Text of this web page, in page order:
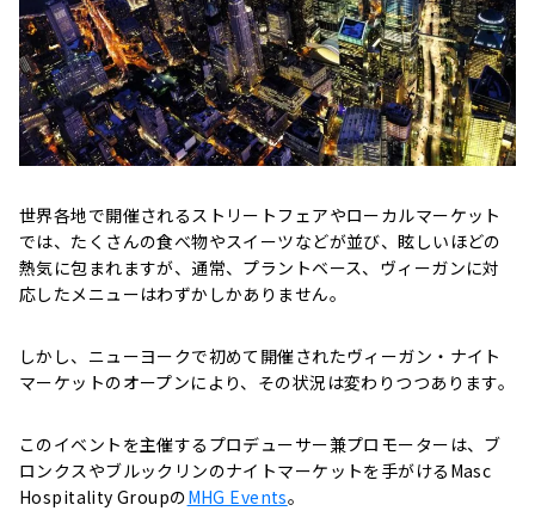
世界各地で開催されるストリートフェアやローカルマーケット
では、たくさんの食べ物やスイーツなどが並び、眩しいほどの
熱気に包まれますが、通常、プラントベース、ヴィーガンに対
応したメニューはわずかしかありません。
しかし、ニューヨークで初めて開催されたヴィーガン・ナイト
マーケットのオープンにより、その状況は変わりつつあります。
このイベントを主催するプロデューサー兼プロモーターは、ブ
ロンクスやブルックリンのナイトマーケットを手がけるMasc
Hospitality GroupのMHG Events。